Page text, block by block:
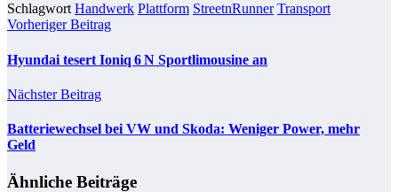
Schlagwort Handwerk Plattform StreetnRunner Transport
Vorheriger Beitrag
Hyundai tesert Ioniq 6 N Sportlimousine an
Nächster Beitrag
Batteriewechsel bei VW und Skoda: Weniger Power, mehr
Geld
Ähnliche Beiträge